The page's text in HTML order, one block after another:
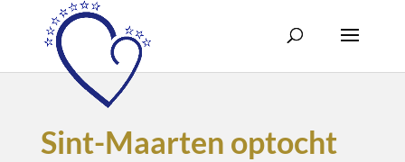
Sint-Maarten optocht